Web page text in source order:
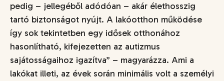
pedig – jellegéből adódóan – akár élethosszig
tartó biztonságot nyújt. A lakóotthon működése
így sok tekintetben egy idősek otthonához
hasonlítható, kifejezetten az autizmus
sajátosságaihoz igazítva” – magyarázza. Ami a
lakókat illeti, az évek során minimális volt a személyi